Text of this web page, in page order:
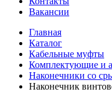
Вакансии
Главная
Каталог
Кабельные муфты
Комплектующие и
Наконечники со
Наконечник